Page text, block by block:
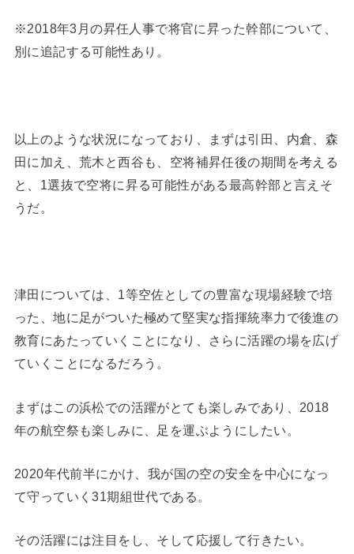
※2018年3月の昇任人事で将官に昇った幹部について、
別に追記する可能性あり。
以上のような状況になっており、まずは引田、内倉、森
田に加え、荒木と西谷も、空将補昇任後の期間を考える
と、1選抜で空将に昇る可能性がある最高幹部と言えそ
うだ。
津田については、1等空佐としての豊富な現場経験で培
った、地に足がついた極めて堅実な指揮統率力で後進の
教育にあたっていくことになり、さらに活躍の場を広げ
ていくことになるだろう。
まずはこの浜松での活躍がとても楽しみであり、2018
年の航空祭も楽しみに、足を運ぶようにしたい。
2020年代前半にかけ、我が国の空の安全を中心になっ
て守っていく31期組世代である。
その活躍には注目をし、そして応援して行きたい。